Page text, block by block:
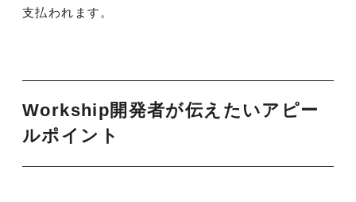
支払われます。
Workship開発者が伝えたいアピー
ルポイント